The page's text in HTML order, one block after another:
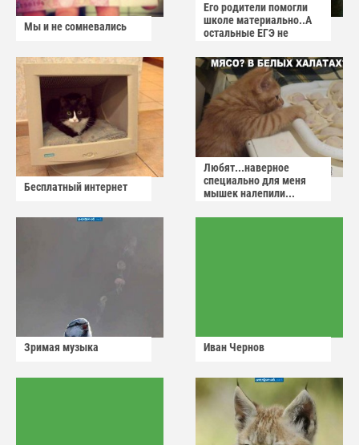
Мы и не сомневались
Его родители помогли
школе материально..А
остальные ЕГЭ не
Бесплатный интернет
Любят...наверное
специально для меня
мышек налепили...
Зримая музыка Иван Чернов